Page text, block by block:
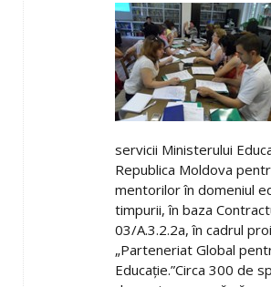
servicii Ministerului
Republica Moldova
mentorilor în domeniul
timpurii, în baza
03/A.3.2.2a, în cadrul
„Parteneriat Global
Educaţie.”Circa 300 de